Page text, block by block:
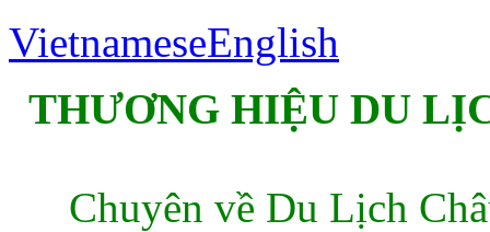
VietnameseEnglish
THƯƠNG HIỆU DU
Chuyên về Du Lịch